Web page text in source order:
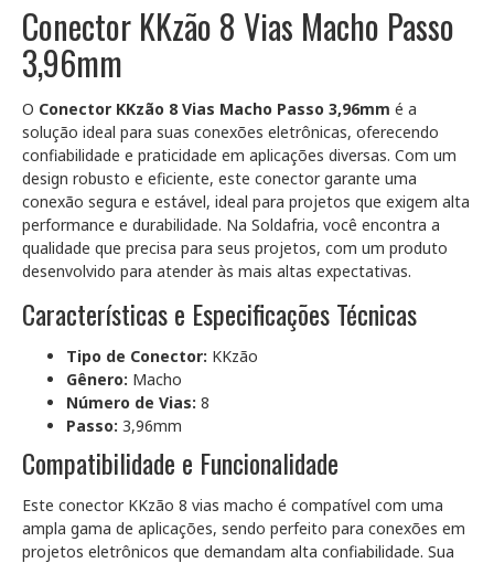
Conector KKzão 8 Vias Macho Passo
3,96mm
O Conector KKzão 8 Vias Macho Passo 3,96mm é a
solução ideal para suas conexões eletrônicas, oferecendo
confiabilidade e praticidade em aplicações diversas. Com um
design robusto e eficiente, este conector garante uma
conexão segura e estável, ideal para projetos que exigem alta
performance e durabilidade. Na Soldafria, você encontra a
qualidade que precisa para seus projetos, com um produto
desenvolvido para atender às mais altas expectativas.
Características e Especificações Técnicas
Tipo de Conector: KKzão
Gênero: Macho
Número de Vias: 8
Passo: 3,96mm
Compatibilidade e Funcionalidade
Este conector KKzão 8 vias macho é compatível com uma
ampla gama de aplicações, sendo perfeito para conexões em
projetos eletrônicos que demandam alta confiabilidade. Sua